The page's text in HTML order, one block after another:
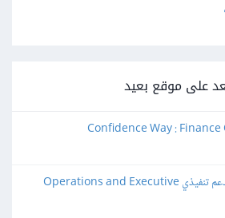
على موقع بعيد
Confidence Way :